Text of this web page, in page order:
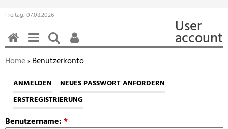
Freitag, 07.08.2026
User
account
Sie befinden sich hier:
Home› Benutzerkonto
ANMELDEN
NEUES PASSWORT ANFORDERN
ERSTREGISTRIERUNG
Benutzername:*
HOMEMENÜSUCHEN
BENUTZERFUNKTIONEN